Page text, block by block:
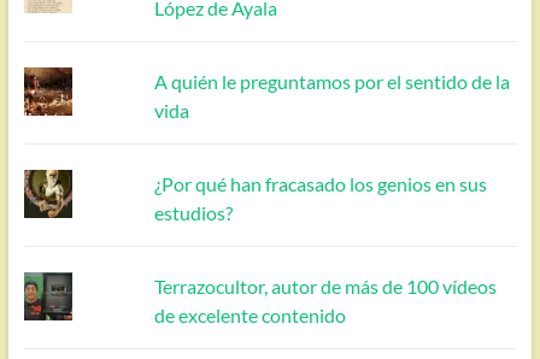
López de Ayala
A quién le preguntamos por el sentido de la
vida
¿Por qué han fracasado los genios en sus
estudios?
Terrazocultor, autor de más de 100 vídeos
de excelente contenido